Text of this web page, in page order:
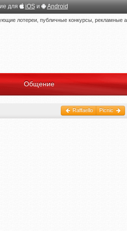
для iOSи Android
лотереи, публичные конкурсы, рекламные
Общение
Raffaello Picnic